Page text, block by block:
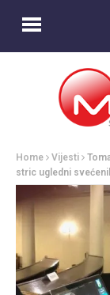
Home Vijesti
stric ugledni